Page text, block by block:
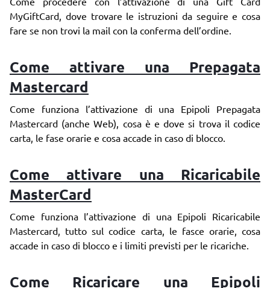
MyGiftCard, dove trovare le istruzioni da seguire e cosa
fare se non trovi la mail con la conferma dell’ordine.
Come attivare una Prepagata
Mastercard
Come funziona l’attivazione di una Epipoli Prepagata
Mastercard (anche Web), cosa è e dove si trova il codice
carta, le fase orarie e cosa accade in caso di blocco.
Come attivare una Ricaricabile
MasterCard
Come funziona l’attivazione di una Epipoli Ricaricabile
Mastercard, tutto sul codice carta, le fasce orarie, cosa
accade in caso di blocco e i limiti previsti per le ricariche.
Come Ricaricare una Epipoli